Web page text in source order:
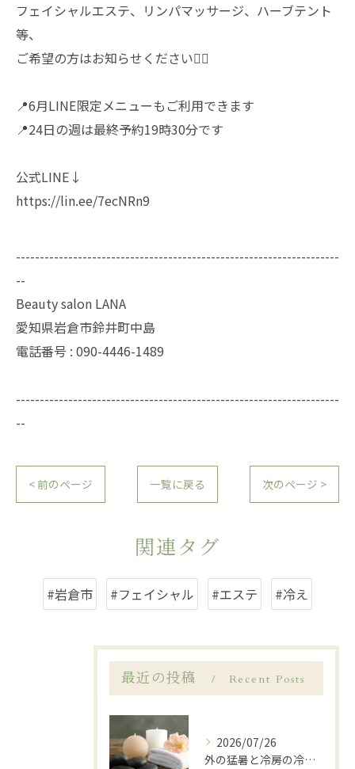
フェイシャルエステ、リンパマッサージ、ハーブテント
等、
ご希望の方はお知らせください🙇‍♀️
📍6月LINE限定メニューもご利用できます
📍24日の週は最終予約19時30分です
公式LINE↓
https://lin.ee/7ecNRn9
--------------------------------------------------------------------
--
Beauty salon LANA
愛知県岩倉市鈴井町中島
電話番号 : 090-4446-1489
--------------------------------------------------------------------
--
< 前のページ 一覧に戻る 次のページ >
関連タグ
#岩倉市 #フェイシャル #エステ #冷え
最近の投稿 Recent Posts
2026/07/26
外の猛暑と冷房の冷えに…夏の「寒暖差疲労」を温活ケアでリセット🌿岩倉市LANA